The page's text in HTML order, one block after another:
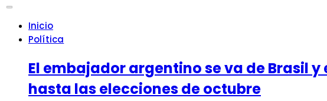
Inicio
Política
El embajador argentino se va de Brasil
hasta las elecciones de octubre